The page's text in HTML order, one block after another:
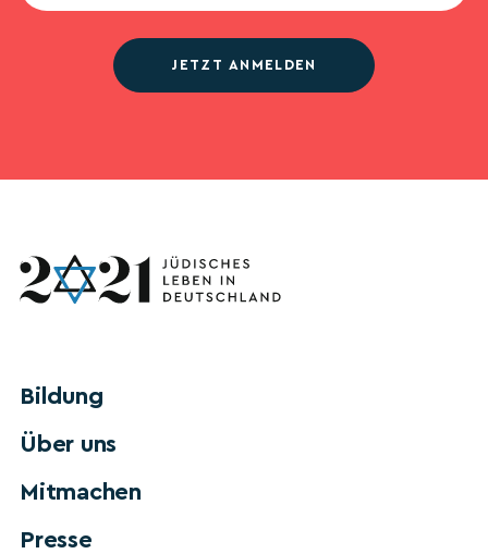
JETZT ANMELDEN
Bildung
Über uns
Mitmachen
Presse